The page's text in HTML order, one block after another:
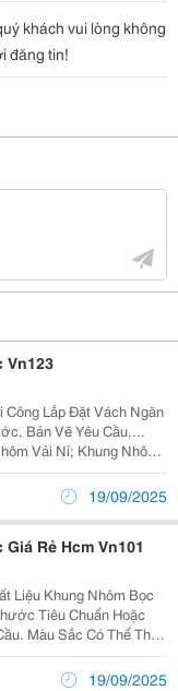
khách vui lòng không
đăng tin!
Vn123
Công Lắp Đặt Vách Ngăn
Bản Vẽ Yêu Cầu,...
Vải Nỉ; Khung Nhôm
Liên Hệ :
19/09/2025
Rẻ Hcm Vn101
Liệu Khung Nhôm Bọc
Thay
Công Nhanh Chóng. Thông Tin Liên Hệ : Công...
19/09/2025